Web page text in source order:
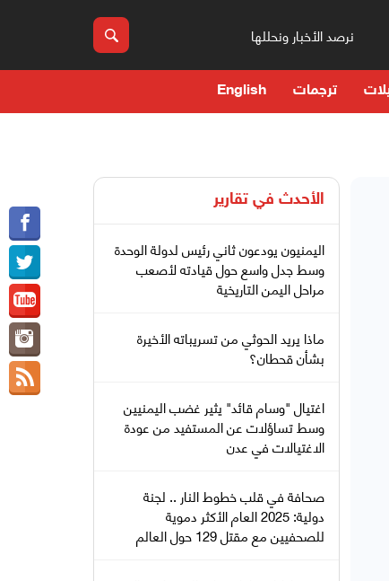
نرصد الأخبار ونحللها
ترجمات English
الأحدث في تقارير
اليمنيون يودعون ثاني رئيس لدولة الوحدة
وسط جدل واسع حول قيادته لأصعب
مراحل اليمن التاريخية
ماذا يريد الحوثي من تسريباته الأخيرة
بشأن قحطان؟
اغتيال "وسام قائد" يثير غضب اليمنيين
وسط تساؤلات عن المستفيد من عودة
الاغتيالات في عدن
صحافة في قلب خطوط النار .. لجنة
دولية: 2025 العام الأكثر دموية
للصحفيين مع مقتل 129 حول العالم